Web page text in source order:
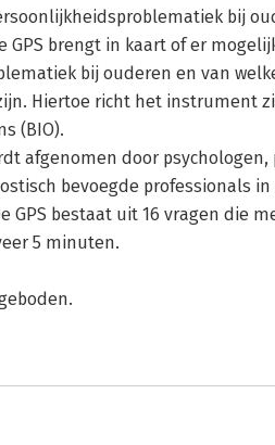
bij
GPS brengt in kaart of er
bij ouderen en van
Hiertoe richt het instrument
(BIO).
afgenomen door
bevoegde professionals
GPS bestaat uit 16 vragen die
5 minuten.